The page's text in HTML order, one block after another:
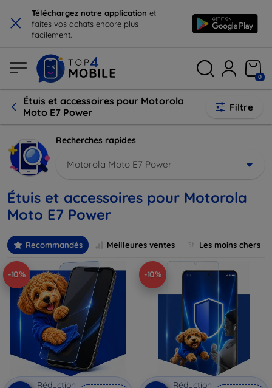
× Téléchargez notre application et
faites vos achats encore plus
facilement.
0
Étuis et accessoires pour Motorola
Moto E7 Power
Filtre
Recherches rapides
Motorola Moto E7 Power
Étuis et accessoires pour Motorola
Moto E7 Power
Recommandés Meilleures ventes Les moins chers
-10%
Réduction
-10%
Réduction